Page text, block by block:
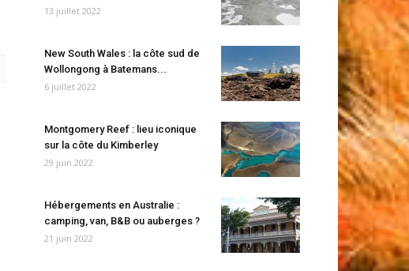
13 juillet 2022
New South Wales : la côte sud de
Wollongong à Batemans...
6 juillet 2022
Montgomery Reef : lieu iconique
sur la côte du Kimberley
29 juin 2022
Hébergements en Australie :
camping, van, B&B ou auberges ?
21 juin 2022